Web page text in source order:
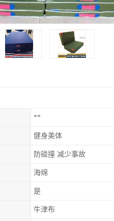
**
健身美体
防碰撞 减少事故
海绵
是
牛津布